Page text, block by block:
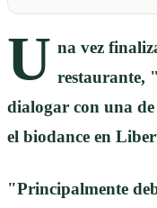
U na vez
restaurante, "
dialogar con una
el biodance en
"Principalmente